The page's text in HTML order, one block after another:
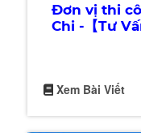
Đơn vị thi
Chi -【Tư
Xem Bài Viết